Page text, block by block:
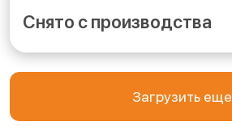
Снято с производства
Загрузить еще